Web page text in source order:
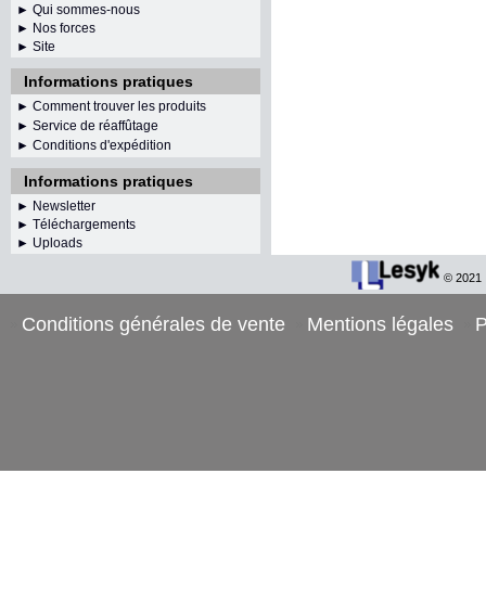
► Qui sommes-nous
► Nos forces
► Site
Informations pratiques
► Comment trouver les produits
► Service de réaffûtage
► Conditions d'expédition
Informations pratiques
► Newsletter
► Téléchargements
► Uploads
© 2021
Conditions générales de vente Mentions légales